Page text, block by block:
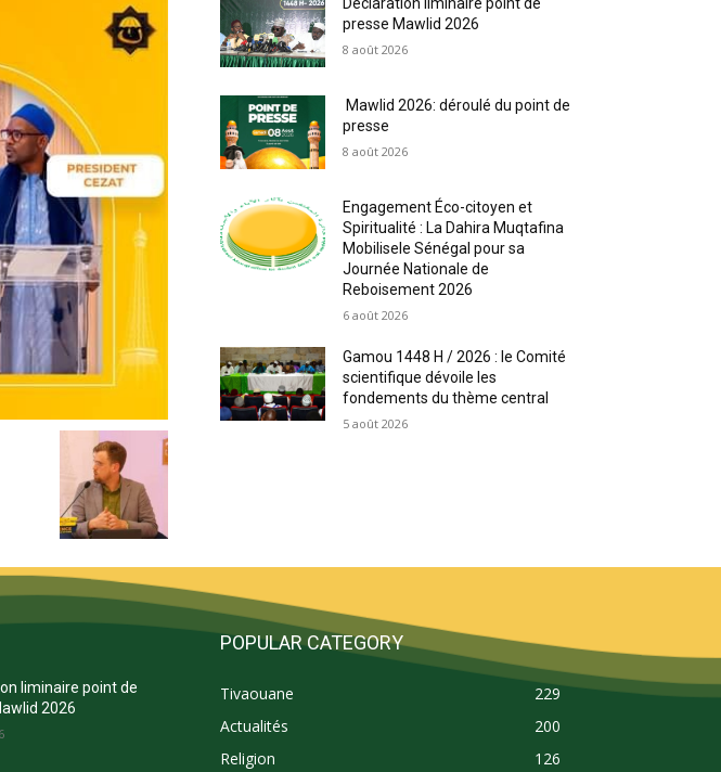
presse Mawlid 2026
8 août 2026
Mawlid 2026: déroulé du point de
presse
8 août 2026
Engagement Éco-citoyen et
Spiritualité : La Dahira Muqtafina
Mobilisele Sénégal pour sa
Journée Nationale de
Reboisement 2026
6 août 2026
Gamou 1448 H / 2026 : le Comité
scientifique dévoile les
fondements du thème central
5 août 2026
liminaire point de
2026
POPULAR CATEGORY
Tivaouane
229
Actualités
200
Religion
126